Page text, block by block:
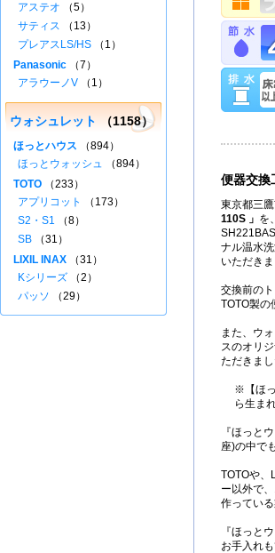
便器交換
東京都三
110S 」 を
ナル温水
いただきま
交換前の
TOTO製の
また、ウ
スのオリ
ただきまし
※【ほ
ら生ま
『ほっと
座)の中で
TOTOや、
ー以外で
作ってい
『ほっと
お手入れ
アステオ （5）
サティス （13）
プレアスLS/HS （1）
Panasonic （7）
アラウーノV （1）
ウォシュレット （1158）
ほっとハウス （894）
ほっとウォッシュ （894）
TOTO （233）
アプリコット
（173）
S2・S1 （8）
SB （31）
LIXIL INAX （31）
Kシリーズ （2）
パッソ （29）